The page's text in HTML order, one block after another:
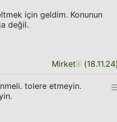
için geldim. Konunun
değil.
Mirket (18.11.24
tolere etmeyin.